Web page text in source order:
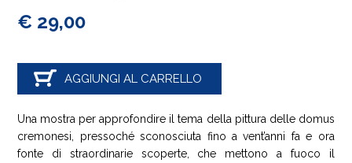
€ 29,00
AGGIUNGI AL CARRELLO
Una mostra per approfondire il tema della pittura delle domus
cremonesi, pressoché sconosciuta fino a vent’anni fa e ora
fonte di straordinarie scoperte, che mettono a fuoco il